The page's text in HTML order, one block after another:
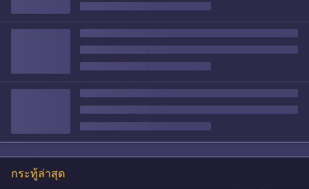
กระทู้ล่าสุด